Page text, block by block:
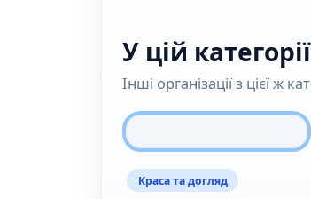
У цій категорії
Інші організації з цієї ж
Краса та догляд